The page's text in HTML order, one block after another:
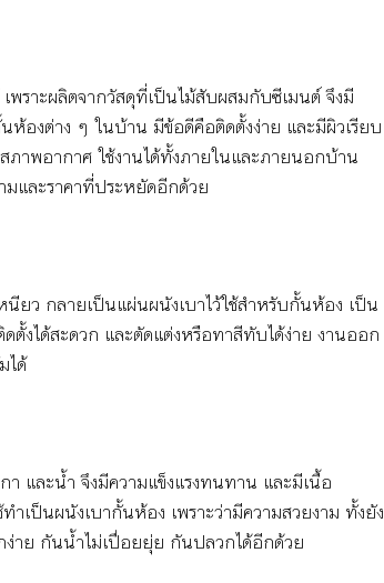
ราะผลิตจากวัสดุที่เป็นไม้สับผสมกับซีเมนต์ จึงมี
ห้องต่าง ๆ ในบ้าน มีข้อดีคือติดตั้งง่าย และมีผิวเรียบ
าพอากาศ ใช้งานได้ทั้งภายในและภายนอกบ้าน
มและราคาที่ประหยัดอีกด้วย
ยว กลายเป็นแผ่นผนังเบาไว้ใช้สำหรับกั้นห้อง เป็น
งได้สะดวก และตัดแต่งหรือทาสีทับได้ง่าย งานออก
ได้
และน้ำ จึงมีความแข็งแรงทนทาน และมีเนื้อ
ำเป็นผนังเบากั้นห้อง เพราะว่ามีความสวยงาม ทั้งยัง
าย กันน้ำไม่เปื่อยยุ่ย กันปลวกได้อีกด้วย